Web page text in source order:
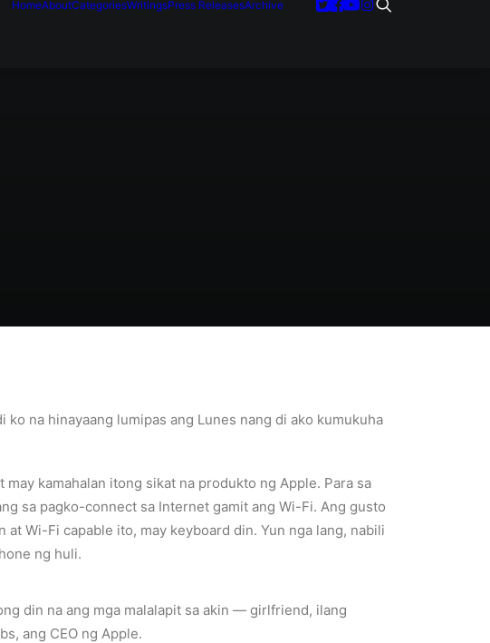
HomeAboutCategoriesWritingsPress ReleasesArchive
na hinayaang lumipas ang Lunes nang di ako kumukuha
kamahalan itong sikat na produkto ng Apple. Para sa
sa pagko-connect sa Internet gamit ang Wi-Fi. Ang gusto
Wi-Fi capable ito, may keyboard din. Yun nga lang, nabili
ng huli.
din na ang mga malalapit sa akin — girlfriend, ilang
ang CEO ng Apple.